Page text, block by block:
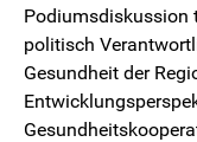
Podiumsdiskussion
politisch
Gesundheit der